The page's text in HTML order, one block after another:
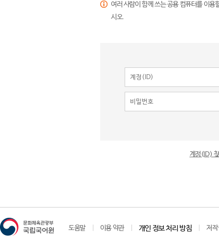
여러 사람이 함께 쓰는 공용 컴퓨터를 이
시오.
계정(ID)
도움말 이용 약관 개인 정보 처리 방침 저